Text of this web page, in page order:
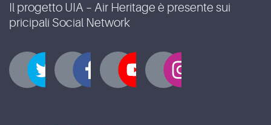
Il progetto UIA – Air Heritage è presente sui
pricipali Social Network